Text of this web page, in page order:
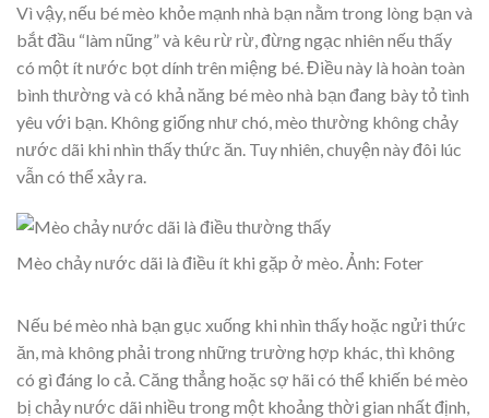
Vì vậy, nếu bé mèo khỏe mạnh nhà bạn nằm trong lòng bạn và
bắt đầu “làm nũng” và kêu rừ rừ, đừng ngạc nhiên nếu thấy
có một ít nước bọt dính trên miệng bé. Điều này là hoàn toàn
bình thường và có khả năng bé mèo nhà bạn đang bày tỏ tình
yêu với bạn. Không giống như chó, mèo thường không chảy
nước dãi khi nhìn thấy thức ăn. Tuy nhiên, chuyện này đôi lúc
vẫn có thể xảy ra.
Mèo chảy nước dãi là điều ít khi gặp ở mèo. Ảnh: Foter
Nếu bé mèo nhà bạn gục xuống khi nhìn thấy hoặc ngửi thức
ăn, mà không phải trong những trường hợp khác, thì không
có gì đáng lo cả. Căng thẳng hoặc sợ hãi có thể khiến bé mèo
bị chảy nước dãi nhiều trong một khoảng thời gian nhất định,